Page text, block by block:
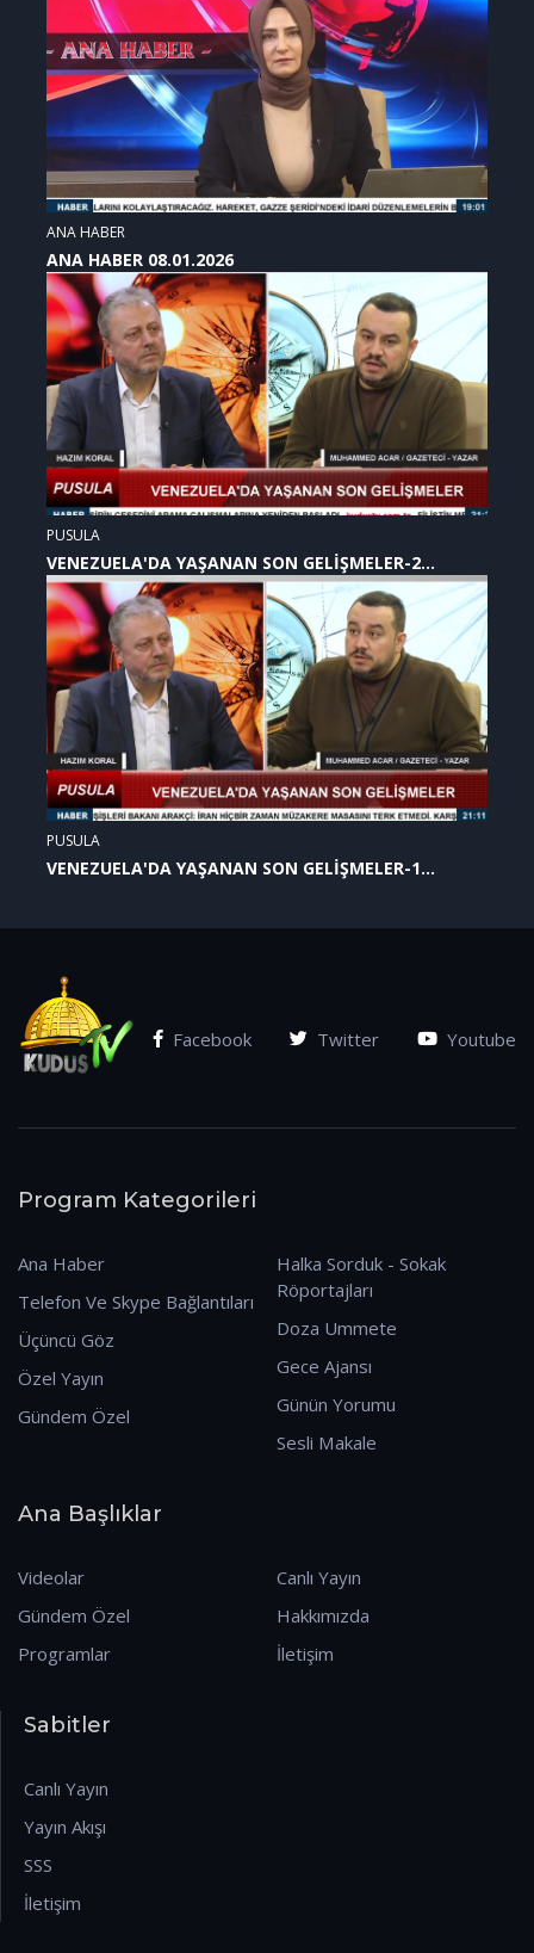
ANA HABER
ANA HABER 08.01.2026
PUSULA
VENEZUELA'DA YAŞANAN SON GELİŞMELER-2
(07.01.2026)
PUSULA
VENEZUELA'DA YAŞANAN SON GELİŞMELER-1
Facebook Twitter Youtube
Program Kategorileri
Ana Haber
Telefon Ve Skype Bağlantıları
Üçüncü Göz
Özel Yayın
Gündem Özel
Halka Sorduk - Sokak
Röportajları
Doza Ummete
Gece Ajansı
Günün Yorumu
Sesli Makale
Ana Başlıklar
Videolar
Gündem Özel
Programlar
Canlı Yayın
Hakkımızda
İletişim
Sabitler
Canlı Yayın
Yayın Akışı
SSS
İletişim